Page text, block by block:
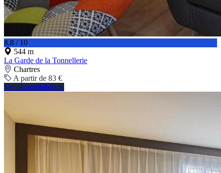
8.8 / 10
544 m
La Garde de la Tonnellerie
Chartres
A partir de 83 €
Ver disponibilidade